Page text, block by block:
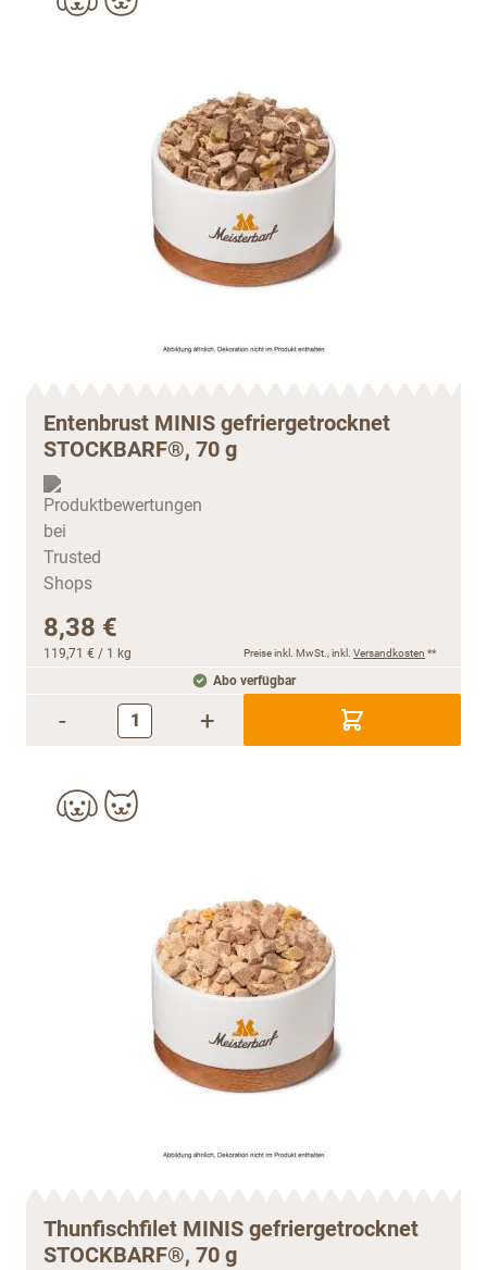
Entenbrust MINIS gefriergetrocknet
STOCKBARF®, 70 g
8,38 €
119,71 € / 1 kg Preise inkl. MwSt., inkl. Versandkosten **
Abo verfügbar
- +
Thunfischfilet MINIS gefriergetrocknet
STOCKBARF®, 70 g